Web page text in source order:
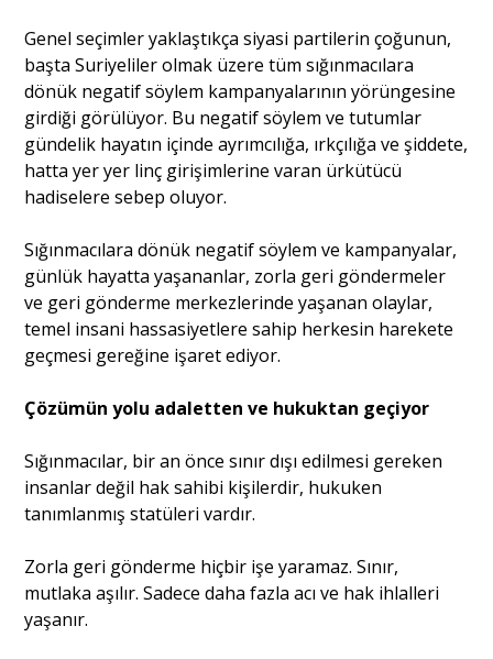
Genel seçimler yaklaştıkça siyasi partilerin çoğunun,
başta Suriyeliler olmak üzere tüm sığınmacılara
dönük negatif söylem kampanyalarının yörüngesine
girdiği görülüyor. Bu negatif söylem ve tutumlar
gündelik hayatın içinde ayrımcılığa, ırkçılığa ve şiddete,
hatta yer yer linç girişimlerine varan ürkütücü
hadiselere sebep oluyor.
Sığınmacılara dönük negatif söylem ve kampanyalar,
günlük hayatta yaşananlar, zorla geri göndermeler
ve geri gönderme merkezlerinde yaşanan olaylar,
temel insani hassasiyetlere sahip herkesin harekete
geçmesi gereğine işaret ediyor.
Çözümün yolu adaletten ve hukuktan geçiyor
Sığınmacılar, bir an önce sınır dışı edilmesi gereken
insanlar değil hak sahibi kişilerdir, hukuken
tanımlanmış statüleri vardır.
Zorla geri gönderme hiçbir işe yaramaz. Sınır,
mutlaka aşılır. Sadece daha fazla acı ve hak ihlalleri
yaşanır.